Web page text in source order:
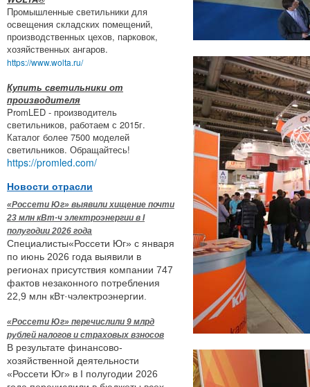
Промышленные светильники для
освещения складских помещений,
производственных цехов, парковок,
хозяйственных ангаров.
https://www.wolta.ru/
Купить светильники от
производителя
PromLED - производитель
светильников, работаем с 2015г.
Каталог более 7500 моделей
светильников. Обращайтесь!
https://promled.com/
Новости отрасли
«Россети Юг» выявили хищение почти
23 млн кВт·ч электроэнергии в I
полугодии 2026 года
Специалисты«Россети Юг» с января
по июнь 2026 года выявили в
регионах присутствия компании 747
фактов незаконного потребления
22,9 млн кВт·чэлектроэнергии.
«Россети Юг» перечислили 9 млрд
рублей налогов и страховых взносов
В результате финансово-
хозяйственной деятельности
«Россети Юг» в I полугодии 2026